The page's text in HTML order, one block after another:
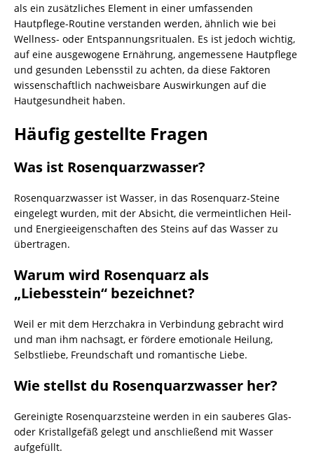
als ein zusätzliches Element in einer umfassenden
Hautpflege-Routine verstanden werden, ähnlich wie bei
Wellness- oder Entspannungsritualen. Es ist jedoch wichtig,
auf eine ausgewogene Ernährung, angemessene Hautpflege
und gesunden Lebensstil zu achten, da diese Faktoren
wissenschaftlich nachweisbare Auswirkungen auf die
Hautgesundheit haben.
Häufig gestellte Fragen
Was ist Rosenquarzwasser?
Rosenquarzwasser ist Wasser, in das Rosenquarz-Steine
eingelegt wurden, mit der Absicht, die vermeintlichen Heil-
und Energieeigenschaften des Steins auf das Wasser zu
übertragen.
Warum wird Rosenquarz als
„Liebesstein“ bezeichnet?
Weil er mit dem Herzchakra in Verbindung gebracht wird
und man ihm nachsagt, er fördere emotionale Heilung,
Selbstliebe, Freundschaft und romantische Liebe.
Wie stellst du Rosenquarzwasser her?
Gereinigte Rosenquarzsteine werden in ein sauberes Glas-
oder Kristallgefäß gelegt und anschließend mit Wasser
aufgefüllt.